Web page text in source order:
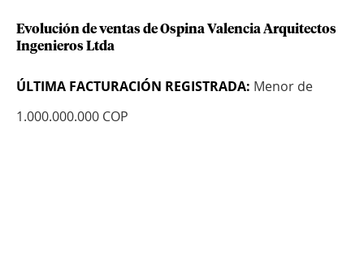
Evolución de ventas de Ospina Valencia Arquitectos
Ingenieros Ltda
ÚLTIMA FACTURACIÓN REGISTRADA: Menor de
1.000.000.000 COP